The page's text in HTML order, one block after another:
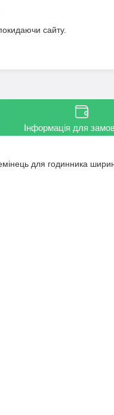
сайту.
Інформація для
для годинника